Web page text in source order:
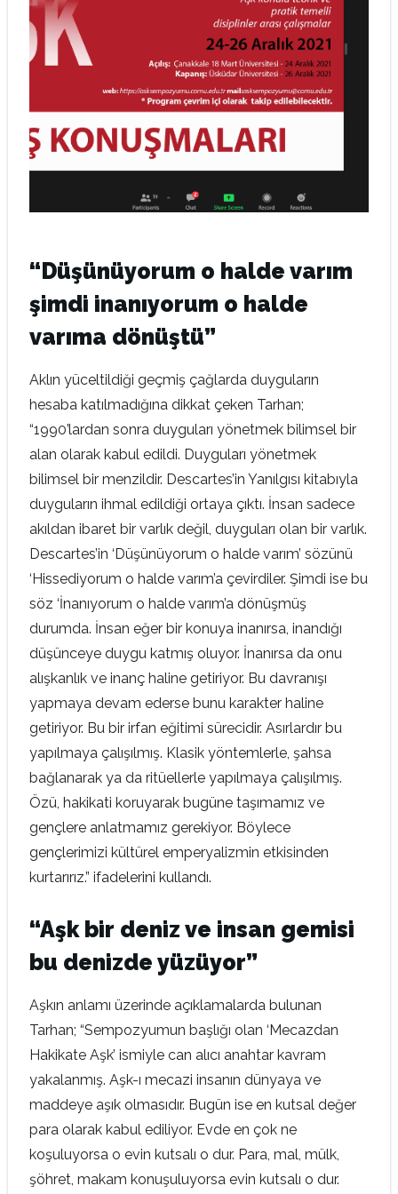
“Düşünüyorum o halde varım
şimdi inanıyorum o halde
varıma dönüştü”
Aklın yüceltildiği geçmiş çağlarda duyguların
hesaba katılmadığına dikkat çeken Tarhan;
“1990’lardan sonra duyguları yönetmek bilimsel bir
alan olarak kabul edildi. Duyguları yönetmek
bilimsel bir menzildir. Descartes’in Yanılgısı kitabıyla
duyguların ihmal edildiği ortaya çıktı. İnsan sadece
akıldan ibaret bir varlık değil, duyguları olan bir varlık.
Descartes’in ‘Düşünüyorum o halde varım’ sözünü
‘Hissediyorum o halde varım’a çevirdiler. Şimdi ise bu
söz ‘İnanıyorum o halde varım’a dönüşmüş
durumda. İnsan eğer bir konuya inanırsa, inandığı
düşünceye duygu katmış oluyor. İnanırsa da onu
alışkanlık ve inanç haline getiriyor. Bu davranışı
yapmaya devam ederse bunu karakter haline
getiriyor. Bu bir irfan eğitimi sürecidir. Asırlardır bu
yapılmaya çalışılmış. Klasik yöntemlerle, şahsa
bağlanarak ya da ritüellerle yapılmaya çalışılmış.
Özü, hakikati koruyarak bugüne taşımamız ve
gençlere anlatmamız gerekiyor. Böylece
gençlerimizi kültürel emperyalizmin etkisinden
kurtarırız.” ifadelerini kullandı.
“Aşk bir deniz ve insan gemisi
bu denizde yüzüyor”
Aşkın anlamı üzerinde açıklamalarda bulunan
Tarhan; “Sempozyumun başlığı olan ‘Mecazdan
Hakikate Aşk’ ismiyle can alıcı anahtar kavram
yakalanmış. Aşk-ı mecazi insanın dünyaya ve
maddeye aşık olmasıdır. Bugün ise en kutsal değer
para olarak kabul ediliyor. Evde en çok ne
koşuluyorsa o evin kutsalı o dur. Para, mal, mülk,
şöhret, makam konuşuluyorsa evin kutsalı o dur.